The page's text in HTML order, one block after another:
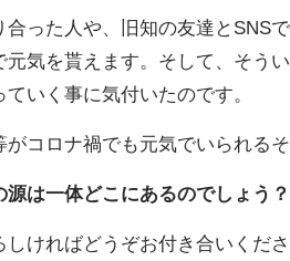
った人や、旧知の友達とSNS
気を貰えます。そして、そう
いく事に気付いたのです。
コロナ禍でも元気でいられる
は一体どこにあるのでしょう？
ければどうぞお付き合いくださ